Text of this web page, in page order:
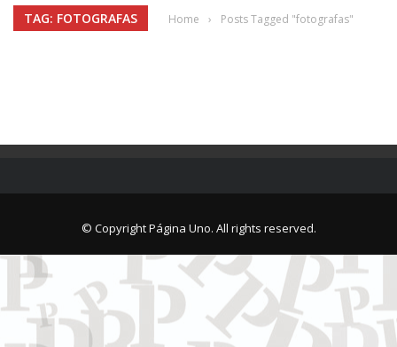
TAG: FOTOGRAFAS Home › Posts Tagged "fotografas"
© Copyright Página Uno. All rights reserved.